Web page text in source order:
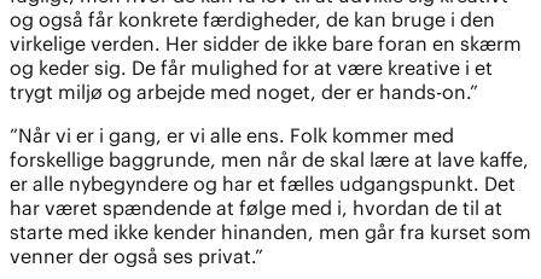
og også får konkrete færdigheder, de kan bruge i den
virkelige verden. Her sidder de ikke bare foran en skærm
og keder sig. De får mulighed for at være kreative i et
trygt miljø og arbejde med noget, der er hands-on.”
”Når vi er i gang, er vi alle ens. Folk kommer med
forskellige baggrunde, men når de skal lære at lave kaffe,
er alle nybegyndere og har et fælles udgangspunkt. Det
har været spændende at følge med i, hvordan de til at
starte med ikke kender hinanden, men går fra kurset som
venner der også ses privat.”